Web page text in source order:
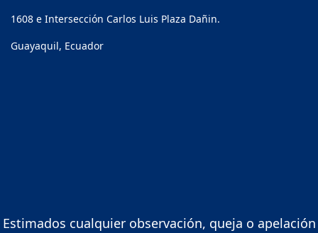
1608 e Intersección Carlos Luis Plaza Dañin.
Guayaquil, Ecuador
Estimados cualquier observación, queja o apelación